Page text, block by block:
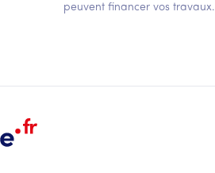
peuvent financer vos travaux.